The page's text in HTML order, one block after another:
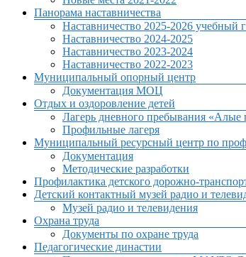
Панорама наставничества
Наставничество 2025-2026 учебный
Наставничество 2024-2025
Наставничество 2023-2024
Наставничество 2022-2023
Муниципальный опорный центр
Документация МОЦ
Отдых и оздоровление детей
Лагерь дневного пребывания «Алые
Профильные лагеря
Муниципальный ресурсный центр по
Документация
Методические разработки
Профилактика детского дорожно-
Детский контактный музей радио и
Музей радио и телевидения
Охрана труда
Документы по охране труда
Педагогические династии